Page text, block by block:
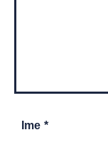
Ime *